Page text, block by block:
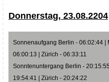
Donnerstag, 23.08.2204
Sonnenaufgang Berlin - 06:02:44 |
06:00:13 | Zürich - 06:33:11
Sonntenuntergang Berlin -
19:54:41 | Zürich - 20:24:22